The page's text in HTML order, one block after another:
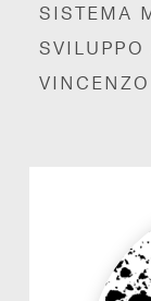
SISTEMA
SVILUPPO